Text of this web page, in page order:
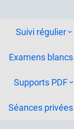
Suivi régulier
Examens blancs
Supports PDF
Séances privées